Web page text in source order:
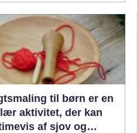
til børn er en
aktivitet, der kan
af sjov og